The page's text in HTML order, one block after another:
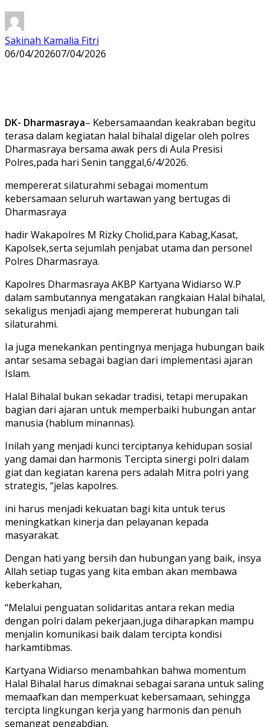
Sakinah Kamalia Fitri
06/04/202607/04/2026
DK- Dharmasraya– Kebersamaandan keakraban begitu
terasa dalam kegiatan halal bihalal digelar oleh polres
Dharmasraya bersama awak pers di Aula Presisi
Polres,pada hari Senin tanggal,6/4/2026.
mempererat silaturahmi sebagai momentum
kebersamaan seluruh wartawan yang bertugas di
Dharmasraya
hadir Wakapolres M Rizky Cholid,para Kabag,Kasat,
Kapolsek,serta sejumlah penjabat utama dan personel
Polres Dharmasraya.
Kapolres Dharmasraya AKBP Kartyana Widiarso W.P
dalam sambutannya mengatakan rangkaian Halal bihalal,
sekaligus menjadi ajang mempererat hubungan tali
silaturahmi.
Ia juga menekankan pentingnya menjaga hubungan baik
antar sesama sebagai bagian dari implementasi ajaran
Islam.
Halal Bihalal bukan sekadar tradisi, tetapi merupakan
bagian dari ajaran untuk memperbaiki hubungan antar
manusia (hablum minannas).
Inilah yang menjadi kunci terciptanya kehidupan sosial
yang damai dan harmonis Tercipta sinergi polri dalam
giat dan kegiatan karena pers adalah Mitra polri yang
strategis, “jelas kapolres.
ini harus menjadi kekuatan bagi kita untuk terus
meningkatkan kinerja dan pelayanan kepada
masyarakat.
Dengan hati yang bersih dan hubungan yang baik, insya
Allah setiap tugas yang kita emban akan membawa
keberkahan,
“Melalui penguatan solidaritas antara rekan media
dengan polri dalam pekerjaan,juga diharapkan mampu
menjalin komunikasi baik dalam tercipta kondisi
harkamtibmas.
Kartyana Widiarso menambahkan bahwa momentum
Halal Bihalal harus dimaknai sebagai sarana untuk saling
memaafkan dan memperkuat kebersamaan, sehingga
tercipta lingkungan kerja yang harmonis dan penuh
semangat pengabdian.